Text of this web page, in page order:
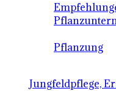
Pflanzung
Jungfeldpflege,